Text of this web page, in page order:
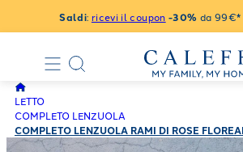
Saldi: ricevi il coupon -30% da 99€* |
LETTO
COMPLETO LENZUOLA
COMPLETO LENZUOLA RAMI DI ROSE
PERCALLE